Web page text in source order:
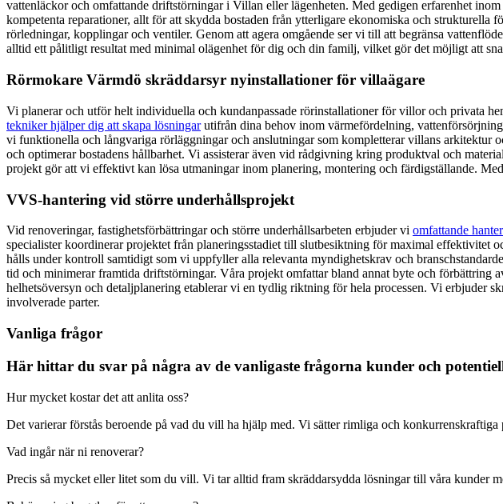
vattenläckor och omfattande driftstörningar i Villan eller lägenheten. Med gedigen erfarenhet
kompetenta reparationer, allt för att skydda bostaden från ytterligare ekonomiska och strukturella
rörledningar, kopplingar och ventiler. Genom att agera omgående ser vi till att begränsa
alltid ett pålitligt resultat med minimal olägenhet för dig och din familj, vilket gör det möjligt att
Rörmokare Värmdö skräddarsyr nyinstallationer för villaägare
Vi planerar och utför helt individuella och kundanpassade rörinstallationer för villor och privata
tekniker hjälper dig att skapa lösningarutifrån dina behov inom värmefördelning,
vi funktionella och långvariga rörläggningar och anslutningar som kompletterar villans
och optimerar bostadens hållbarhet. Vi assisterar även vid rådgivning kring produktval och
projekt gör att vi effektivt kan lösa utmaningar inom planering, montering och färdigställande.
VVS-hantering vid större underhållsprojekt
Vid renoveringar, fastighetsförbättringar och större underhållsarbeten erbjuder vi omfattande
specialister koordinerar projektet från planeringsstadiet till slutbesiktning för maximal effektivitet
hålls under kontroll samtidigt som vi uppfyller alla relevanta myndighetskrav och
tid och minimerar framtida driftstörningar. Våra projekt omfattar bland annat byte och
helhetsöversyn och detaljplanering etablerar vi en tydlig riktning för hela processen. Vi erbjuder
involverade parter.
Vanliga frågor
Här hittar du svar på några av de vanligaste frågorna kunder och
Hur mycket kostar det att anlita oss?
Det varierar förstås beroende på vad du vill ha hjälp med. Vi sätter rimliga och konkurrenskraftiga
Vad ingår när ni renoverar?
Precis så mycket eller litet som du vill. Vi tar alltid fram skräddarsydda lösningar till våra kunder